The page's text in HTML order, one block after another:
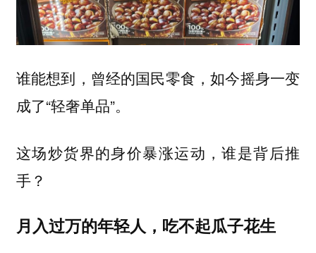
谁能想到，曾经的国民零食，如今摇身一变
成了“轻奢单品”。
这场炒货界的身价暴涨运动，谁是背后推
手？
月入过万的年轻人，吃不起瓜子花生